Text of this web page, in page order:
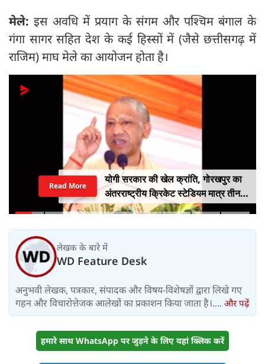
मेले: इस अवधि में प्रयाग के संगम और पश्चिम बंगाल के
गंगा सागर सहित देश के कई हिस्सों में (जैसे छत्तीसगढ़ में
राजिम) माघ मेले का आयोजन होता है।
योगी सरकार की खेल क्रांति, गोरखपुर का
अंतरराष्ट्रीय क्रिकेट स्टेडियम मात्र तीन
महीने में लगभग 20% तैयार
Read More
लेखक के बारे में
WD Feature Desk
अनुभवी लेखक, पत्रकार, संपादक और विषय-विशेषज्ञों द्वारा लिखे गए
गहन और विचारोत्तेजक आलेखों का प्रकाशन किया जाता है।.... और पढ़ें
हमारे साथ WhatsApp पर जुड़ने के लिए यहां क्लिक करें